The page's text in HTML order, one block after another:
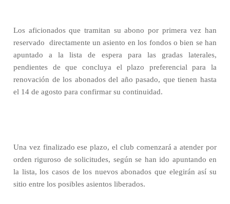
Los aficionados que tramitan su abono por primera vez han
reservado directamente un asiento en los fondos o bien se han
apuntado a la lista de espera para las gradas laterales,
pendientes de que concluya el plazo preferencial para la
renovación de los abonados del año pasado, que tienen hasta
el 14 de agosto para confirmar su continuidad.
Una vez finalizado ese plazo, el club comenzará a atender por
orden riguroso de solicitudes, según se han ido apuntando en
la lista, los casos de los nuevos abonados que elegirán así su
sitio entre los posibles asientos liberados.